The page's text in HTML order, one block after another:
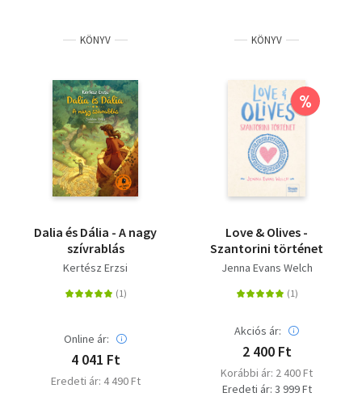
KÖNYV
Dalia és Dália - A nagy
szívrablás
Kertész Erzsi
Online ár:
4 041 Ft
Eredeti ár: 4 490 Ft
KÖNYV
%
Love & Olives -
Szantorini történet
Jenna Evans Welch
Akciós ár:
2 400 Ft
Korábbi ár: 2 400 Ft
Eredeti ár: 3 999 Ft